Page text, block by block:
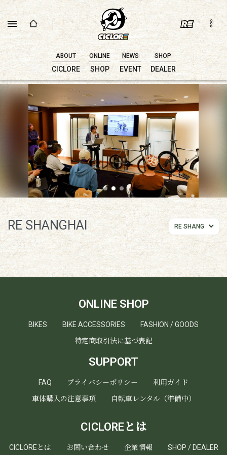
ABOUT
CICLORE
ONLINE
SHOP
NEWS
EVENT
SHOP
DEALER
RE SHANGHAI RE SHANGHAI
ONLINE SHOP
BIKES BIKE ACCESSORIES
FASHION / GOODS
特定商取引法に基づ表記
SUPPORT
FAQ プライバシーポリシー
利用ガイド
車体購入の注意事項
自転車レンタル（準備中）
CICLOREとは
CICLOREとは お問い合わせ 企業情報 SHOP / DEALER